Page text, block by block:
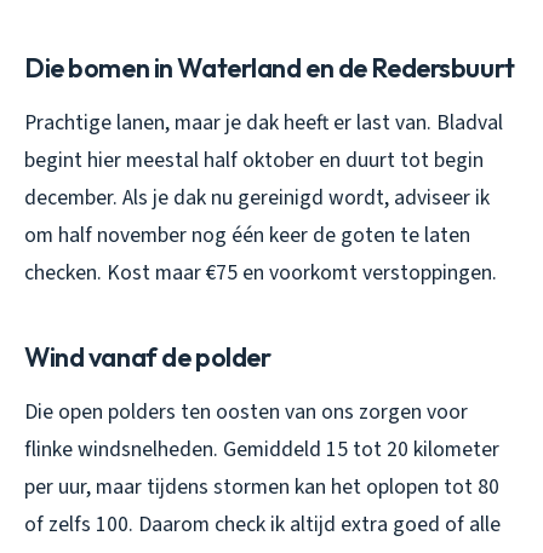
Die bomen in Waterland en de Redersbuurt
Prachtige lanen, maar je dak heeft er last van. Bladval
begint hier meestal half oktober en duurt tot begin
december. Als je dak nu gereinigd wordt, adviseer ik
om half november nog één keer de goten te laten
checken. Kost maar €75 en voorkomt verstoppingen.
Wind vanaf de polder
Die open polders ten oosten van ons zorgen voor
flinke windsnelheden. Gemiddeld 15 tot 20 kilometer
per uur, maar tijdens stormen kan het oplopen tot 80
of zelfs 100. Daarom check ik altijd extra goed of alle